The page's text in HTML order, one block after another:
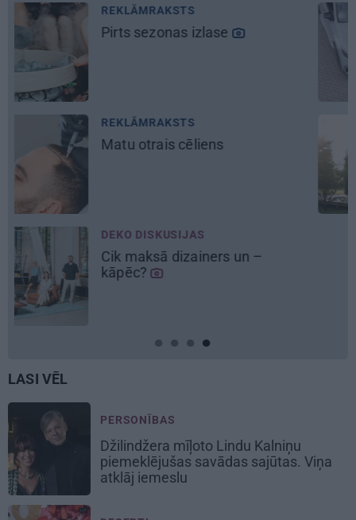
REKLĀMRAKSTS
Daugaviņš par mīlestību pret
MĀJA
Līga un Ēriks būvē savu sapņu
LASI VĒL
PERSONĪBAS
Džilindžera mīļoto Lindu Kalniņu
piemeklējušas savādas sajūtas. Viņa
atklāj iemeslu